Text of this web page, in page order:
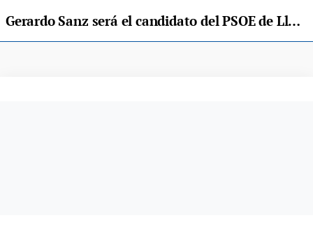
Gerardo Sanz será el candidato del PSOE de Llanera